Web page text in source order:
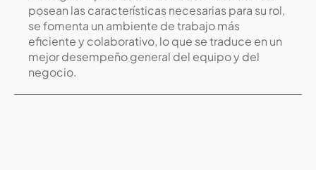
posean las características necesarias para su rol,
se fomenta un ambiente de trabajo más
eficiente y colaborativo, lo que se traduce en un
mejor desempeño general del equipo y del